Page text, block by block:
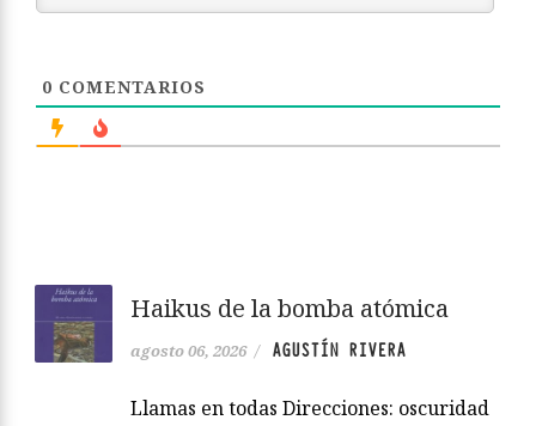
0 COMENTARIOS
Haikus de la bomba atómica
agosto 06, 2026 / AGUSTÍN RIVERA
Llamas en todas Direcciones: oscuridad